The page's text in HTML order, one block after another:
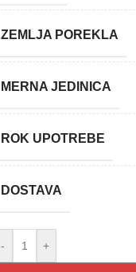
ZEMLJA POREKLA
MERNA JEDINICA
ROK UPOTREBE
DOSTAVA
- +